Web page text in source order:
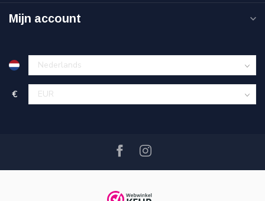
Mijn account
€